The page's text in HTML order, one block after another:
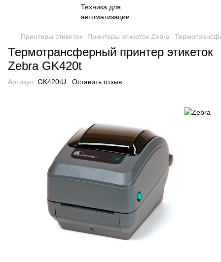
Принтеры этикеток Принтеры этикеток Zebra
Термотрансферный принтер этикеток
Zebra GK420t
Артикул: GK420tU Оставить отзыв